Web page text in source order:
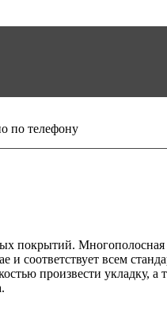
по телефону
покрытий.
соответствует всем
произвести укладку,